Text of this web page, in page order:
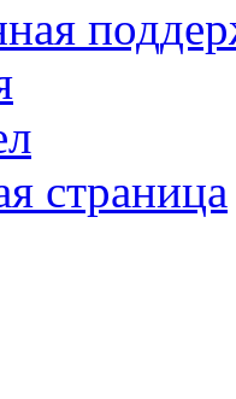
страница